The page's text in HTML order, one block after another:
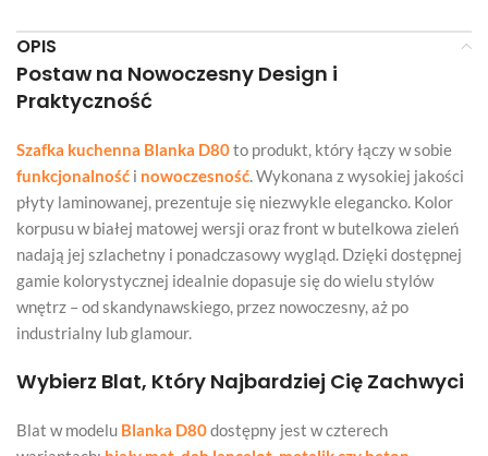
OPIS
Postaw na Nowoczesny Design i
Praktyczność
Szafka kuchenna Blanka D80to produkt, który łączy w sobie
funkcjonalność i nowoczesność. Wykonana z wysokiej jakości
płyty laminowanej, prezentuje się niezwykle elegancko. Kolor
korpusu w białej matowej wersji oraz front w butelkowa zieleń
nadają jej szlachetny i ponadczasowy wygląd. Dzięki dostępnej
gamie kolorystycznej idealnie dopasuje się do wielu stylów
wnętrz – od skandynawskiego, przez nowoczesny, aż po
industrialny lub glamour.
Wybierz Blat, Który Najbardziej Cię Zachwyci
Blat w modelu Blanka D80dostępny jest w czterech